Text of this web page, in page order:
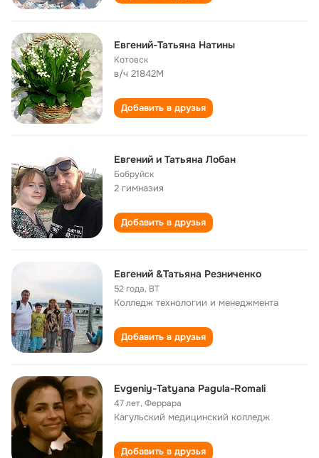
Евгений-Татьяна Натины
Котовск
в/ч 21842М
Добавить в друзья
Евгений и Татьяна Лобан
Бобруйск
2 гимназия
Добавить в друзья
Евгений &Татьяна Резниченко
52 года, BT
Колледж технологии и менеджмента
Добавить в друзья
Evgeniy-Tatyana Pagula-Romali
47 лет,Феррара
Кагульский медицинский колледж
Добавить в друзья